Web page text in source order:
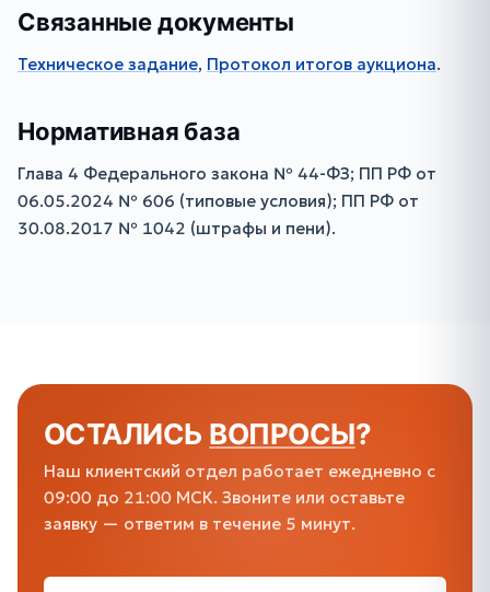
Связанные документы
Техническое задание, Протокол итогов аукциона.
Нормативная база
Глава 4 Федерального закона № 44-ФЗ; ПП РФ от
06.05.2024 № 606 (типовые условия); ПП РФ от
30.08.2017 № 1042 (штрафы и пени).
ОСТАЛИСЬ ВОПРОСЫ?
Наш клиентский отдел работает ежедневно с
09:00 до 21:00 МСК. Звоните или оставьте
заявку — ответим в течение 5 минут.